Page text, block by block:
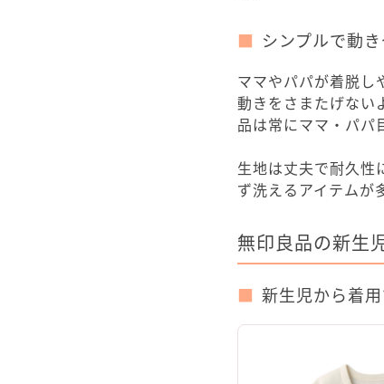
シンプルで動
ママやパパが着脱し
動きをさまたげない
品は常にママ・パパ
生地は丈夫で耐久性
ず洗えるアイテムが
無印良品の新生
新生児から着